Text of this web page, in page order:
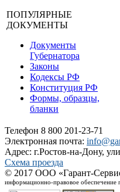
ПОПУЛЯРНЫЕ
ДОКУМЕНТЫ
Документы
Губернатора
Законы
Кодексы РФ
Конституция РФ
Формы, образцы,
бланки
Телефон 8 800 201-23-71
Электронная почта:
Адрес: г.Ростов-на-Дону,
Схема проезда
© 2017 ООО «Гарант-
информационно-правовое обеспечение